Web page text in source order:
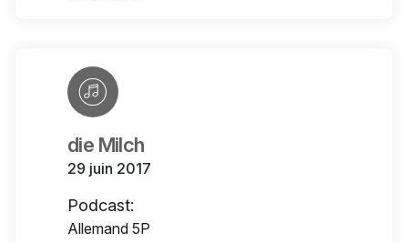
die Milch
29 juin 2017
Podcast:
Allemand 5P